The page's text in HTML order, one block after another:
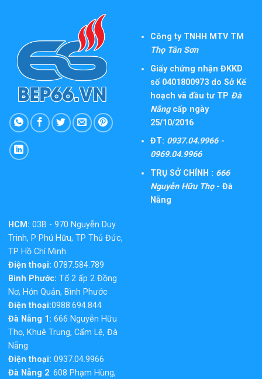
Công ty TNHH MTV TM
Thọ Tân Sơn
Giấy chứng nhận ĐKKD
số 0401800973 do Sở Kế
hoạch và đầu tư TP Đà
Nẵngcấp ngày
25/10/2016
ĐT: 0937.04.9966 -
0969.04.9966
TRỤ SỞ CHÍNH : 666
Nguyễn Hữu Thọ- Đà
Nẵng
HCM: 03B - 970 Nguyễn Duy
Trinh, P Phú Hữu, TP Thủ Đức,
TP Hồ Chí Minh
Điện thoại: 0787.584.789
Bình Phước: Tổ 2 ấp 2 Đồng
Nơ, Hớn Quản, Bình Phước
Điện thoại:0988.694.844
Đà Nẵng 1: 666 Nguyễn Hữu
Thọ, Khuê Trung, Cẩm Lệ, Đà
Nẵng
Điện thoại: 0937.04.9966
Đà Nẵng 2: 608 Phạm Hùng,